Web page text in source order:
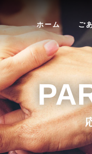
ホーム ご